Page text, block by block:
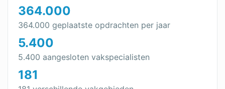
364.000
364.000 geplaatste opdrachten per jaar
5.400
5.400 aangesloten vakspecialisten
181